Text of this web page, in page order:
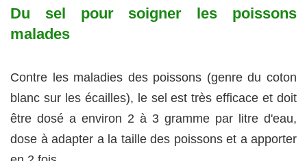
Du sel pour soigner les poissons
malades
Contre les maladies des poissons (genre du coton
blanc sur les écailles), le sel est très efficace et doit
être dosé a environ 2 à 3 gramme par litre d'eau,
dose à adapter a la taille des poissons et a apporter